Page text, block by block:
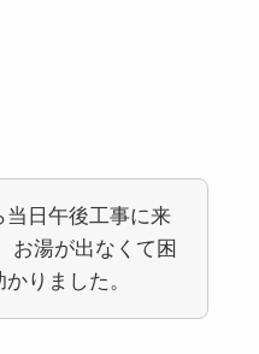
当日午後工事に来
お湯が出なくて困
りました。